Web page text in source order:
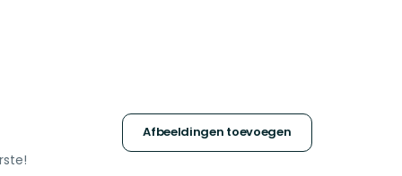
Afbeeldingen toevoegen